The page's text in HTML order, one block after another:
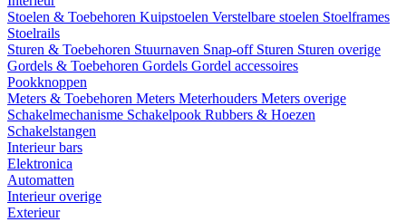
Stoelen & Toebehoren Kuipstoelen Verstelbare stoelen Stoelframes
Stoelrails
Sturen & Toebehoren Stuurnaven Snap-off Sturen Sturen overige
Gordels & Toebehoren Gordels Gordel accessoires
Pookknoppen
Meters & Toebehoren Meters Meterhouders Meters overige
Schakelmechanisme Schakelpook Rubbers & Hoezen
Schakelstangen
Interieur bars
Elektronica
Automatten
Interieur overige
Exterieur